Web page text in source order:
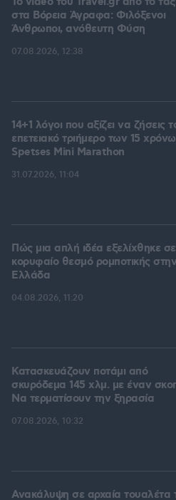
στα Βόρεια Άγραφα: Φιλόξενοι
Άνθρωποι, ανόθευτη Φύση
07.08.2026, 12:38
14+1 λόγοι που αξίζει να ζήσεις
επετειακό τριήμερο των 15
Spetses Mini Marathon
31.07.2026, 11:04
Πώς μια απλή ιδέα εξελίχθηκε σε
κορυφαίο θεσμό ρομποτικής στην
Ελλάδα
04.08.2026, 11:20
Κατασκευάζουν ποτάμι από
σκυρόδεμα 145 χλμ. με έναν
Να τερματίσουν την ξηρασία
07.08.2026, 10:32
Ανακάλυψη σε αρχαία τουαλέτα